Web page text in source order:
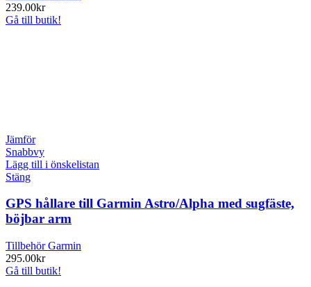
239.00kr
Gå till butik!
Jämför
Snabbvy
Lägg till i önskelistan
Stäng
GPS hållare till Garmin Astro/Alpha med sugfäste,
böjbar arm
Tillbehör Garmin
295.00kr
Gå till butik!